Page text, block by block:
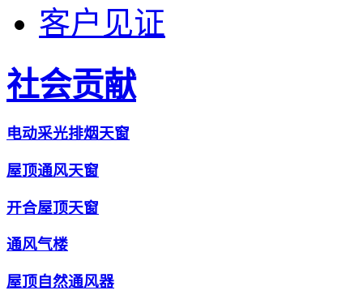
客户见证
社会贡献
电动采光排烟天窗
屋顶通风天窗
开合屋顶天窗
通风气楼
屋顶自然通风器